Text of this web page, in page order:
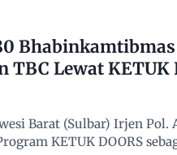
Lewat KETUK
Barat (Sulbar) Irjen Pol.
KETUK DOORS